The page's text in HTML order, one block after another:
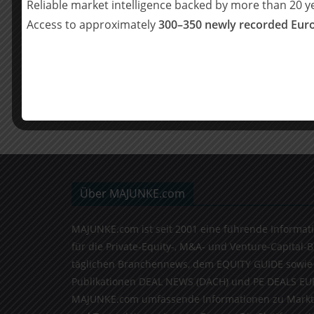
Über MAJUNKE.com
MAJUNKE.com ist seit 2001 eine führende
für die Private-Equity-, M&A- und Venture-Capital-
täglichen Branchennews, dem EQUITY GUIDE
Publikationen DEAL NEWS (DACH) und PE DEALS
MAJUNKE.com umfassende Informationen zu
Reliable market intelligence backed by more than 20
Access to approximately300–350 newly recorded